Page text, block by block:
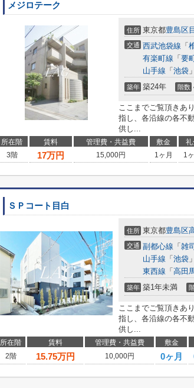
メジロテーク
住所 東京都豊島区
交通 西武池袋線 「
有楽町線 「 要
山手線 「 池袋
築年 築24年 階数
ここまでご覧頂きあ
指し、各沿線の各不
供し...
所在階 賃料 管理費・共益費 敷金 礼
3階
17万円 15,000円 1ヶ月 1
ＳＰコート目白
住所 東京都豊島区
交通 副都心線 「 雑
山手線 「 池袋
東西線 「 高田
築年 築1年未満
ここまでご覧頂きあ
指し、各沿線の各不
供し...
所在階 賃料 管理費・共益費 敷金
2階
15.75万円 10,000円 0ヶ月